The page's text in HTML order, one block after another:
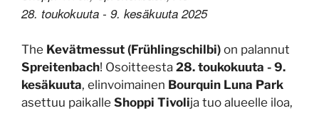
28. toukokuuta - 9. kesäkuuta 2025
The Kevätmessut (Frühlingschilbi) on palannut
Spreitenbach! Osoitteesta 28. toukokuuta - 9.
kesäkuuta, elinvoimainen Bourquin Luna Park
asettuu paikalle Shoppi Tivolija tuo alueelle iloa,